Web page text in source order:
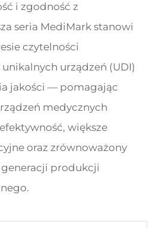
i zgodność z
seria MediMark stanowi
czytelności
urządzeń (UDI)
jakości — pomagając
medycznych
większe
oraz zrównoważony
produkcji